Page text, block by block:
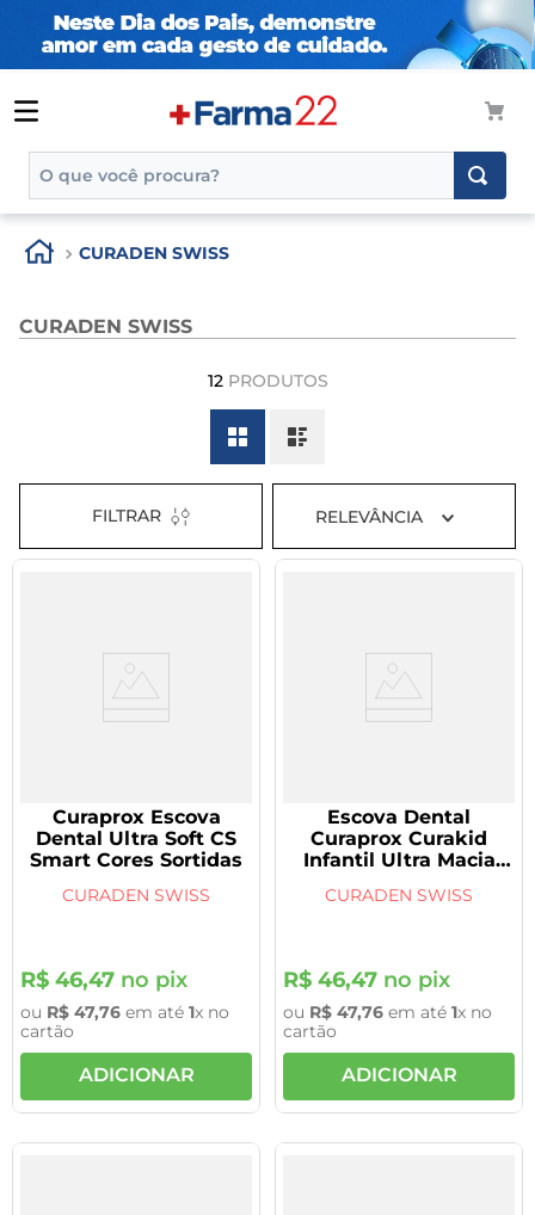
TERMOS MAIS BUSCADOS
1º
tadalafila
3º
generico
dipirona
8º
tadalafila 5mg
CURADEN SWISS
CURADEN SWISS
12 PRODUTOS
FILTRAR RELEVÂNCIA
Curaprox Escova
Dental Ultra Soft CS
Smart Cores Sortidas
CURADEN SWISS
R$ 46,47 no pix
ou R$ 47,76 em até 1x no
cartão
ADICIONAR
Escova Dental
Curaprox Curakid
Infantil Ultra Macia
CURADEN SWISS
R$ 46,47 no pix
ou R$ 47,76 em até 1x no
cartão
ADICIONAR